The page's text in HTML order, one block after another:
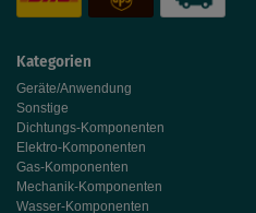
Kategorien
Geräte/Anwendung
Sonstige
Dichtungs-Komponenten
Elektro-Komponenten
Gas-Komponenten
Mechanik-Komponenten
Wasser-Komponenten